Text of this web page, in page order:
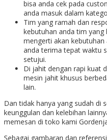
bisa anda cek pada
anda masuk dalam
Tim yang ramah dan
kebutuhan anda tim
mengerti akan
anda terima tepat waktu
setujui.
Di jahit dengan rapi kuat
mesin jahit khusus
lain.
Dan tidak hanya yang sudah di
keunggulan dan kelebihan
memesan di toko kami
Sebagai gambaran dan